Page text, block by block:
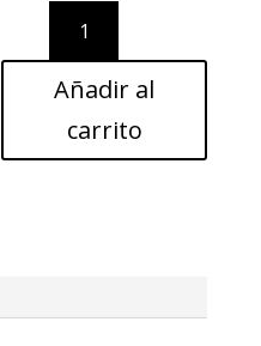
Granate
cantidad
Añadir al
carrito